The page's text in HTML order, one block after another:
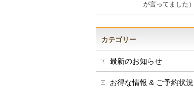
が言ってました）
カテゴリー
最新のお知らせ
お得な情報 & ご予約状況